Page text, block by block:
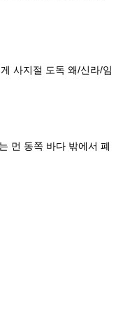
사지절 도독 왜/신라/임
먼 동쪽 바다 밖에서 폐